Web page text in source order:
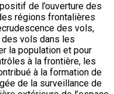
de l’ouverture des
régions frontalières
des vols,
vols dans les
la population et pour
à la frontière, les
à la formation de
de la surveillance de